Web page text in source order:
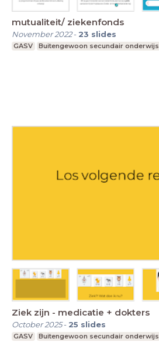
mutualiteit/ ziekenfonds
November 2022- 23 slides
GASV Buitengewoon secundair onderwijs
Ziek zijn - medicatie + dokters
October 2025- 25 slides
GASV Buitengewoon secundair onderwijs